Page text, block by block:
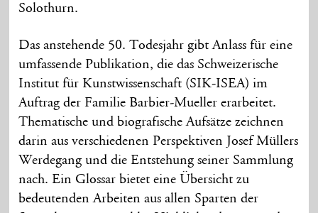
Solothurn.
Das anstehende 50. Todesjahr gibt Anlass für eine
umfassende Publikation, die das Schweizerische
Institut für Kunstwissenschaft (SIK-ISEA) im
Auftrag der Familie Barbier-Mueller erarbeitet.
Thematische und biografische Aufsätze zeichnen
darin aus verschiedenen Perspektiven Josef Müllers
Werdegang und die Entstehung seiner Sammlung
nach. Ein Glossar bietet eine Übersicht zu
bedeutenden Arbeiten aus allen Sparten der